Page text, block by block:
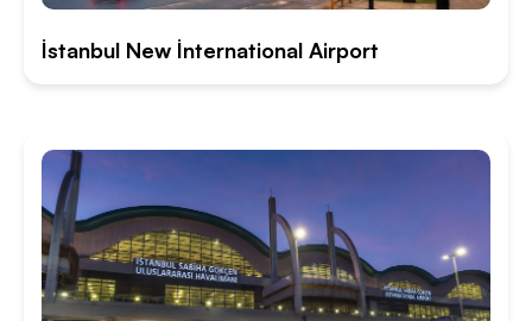
İstanbul New İnternational Airport